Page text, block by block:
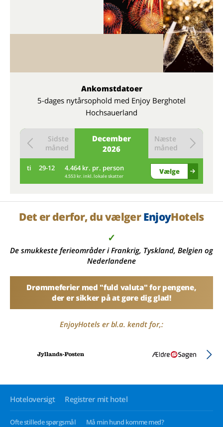
Ankomstdatoer
5-dages nytårsophold med Enjoy Berghotel
Hochsauerland
December
2026
Sidste
måned
Næste
måned
ti 29-12 4.464 kr. pr. person
4.553 kr. inkl. lokale skatter
Vælge
Det er derfor, du vælgerEnjoyHotels
✓
De smukkeste ferieområder i Frankrig, Tyskland, Belgien og
Nederlandene
Drømmeferier med "fuld valuta" for pengene,
der er sikker på at gøre dig glad!
EnjoyHotels er bl.a. kendt for,:
Hoteloversigt Registrer mit hotel
Ofte stillede spørgsmål
Må min hund komme med?